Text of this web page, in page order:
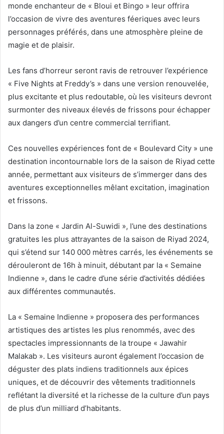
monde enchanteur de « Bloui et Bingo » leur offrira
l’occasion de vivre des aventures féeriques avec leurs
personnages préférés, dans une atmosphère pleine de
magie et de plaisir.
Les fans d’horreur seront ravis de retrouver l’expérience
« Five Nights at Freddy’s » dans une version renouvelée,
plus excitante et plus redoutable, où les visiteurs devront
surmonter des niveaux élevés de frissons pour échapper
aux dangers d’un centre commercial terrifiant.
Ces nouvelles expériences font de « Boulevard City » une
destination incontournable lors de la saison de Riyad cette
année, permettant aux visiteurs de s’immerger dans des
aventures exceptionnelles mêlant excitation, imagination
et frissons.
Dans la zone « Jardin Al-Suwidi », l’une des destinations
gratuites les plus attrayantes de la saison de Riyad 2024,
qui s’étend sur 140 000 mètres carrés, les événements se
dérouleront de 16h à minuit, débutant par la « Semaine
Indienne », dans le cadre d’une série d’activités dédiées
aux différentes communautés.
La « Semaine Indienne » proposera des performances
artistiques des artistes les plus renommés, avec des
spectacles impressionnants de la troupe « Jawahir
Malakab ». Les visiteurs auront également l’occasion de
déguster des plats indiens traditionnels aux épices
uniques, et de découvrir des vêtements traditionnels
reflétant la diversité et la richesse de la culture d’un pays
de plus d’un milliard d’habitants.